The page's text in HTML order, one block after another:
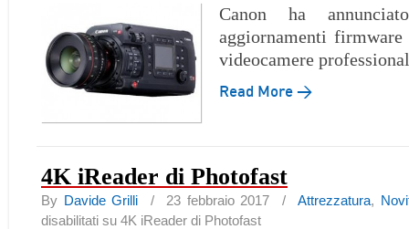
Canon ha
aggiornamenti
videocamere
Read More →
4K iReader di Photofast
By Davide Grilli / 23 febbraio 2017 /Attrezzatura,
disabilitati su 4K iReader di Photofast